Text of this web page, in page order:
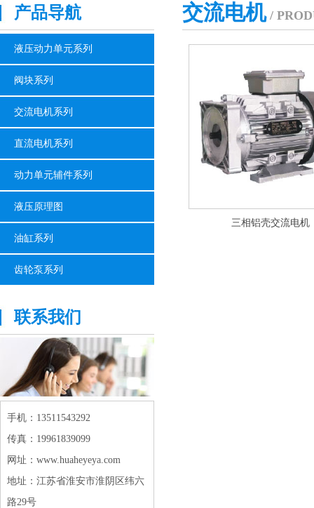
产品导航
液压动力单元系列
阀块系列
交流电机系列
直流电机系列
动力单元辅件系列
液压原理图
油缸系列
齿轮泵系列
联系我们
手机：13511543292
传真：19961839099
网址：www.huaheyeya.com
地址：江苏省淮安市淮阴区纬六
路29号
交流电机/
三相铝壳交流电机